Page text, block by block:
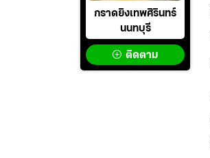
กราดยิงเทพศิรินทร์
นนทบุรี
ติดตาม